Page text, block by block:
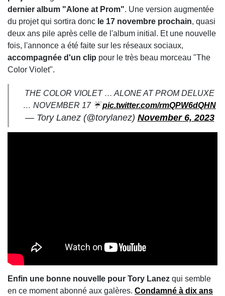
dernier album "Alone at Prom". Une version augmentée
du projet qui sortira donc le 17 novembre prochain, quasi
deux ans pile après celle de l'album initial. Et une nouvelle
fois, l'annonce a été faite sur les réseaux sociaux,
accompagnée d'un clip pour le très beau morceau "The
Color Violet".
THE COLOR VIOLET … ALONE AT PROM DELUXE
… NOVEMBER 17 ☔️pic.twitter.com/rmQPW6dQHN
— Tory Lanez (@torylanez) November 6, 2023
Enfin une bonne nouvelle pour Tory Lanez qui semble
en ce moment abonné aux galères. Condamné à dix ans